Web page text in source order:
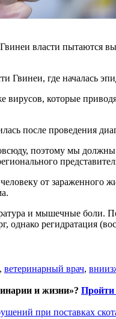
власти пытаются
Гвинеи, где началась
вирусов, которые
после проведения
поэтому мы
от
и мышечные боли.
однако регидратация
, ветеринарный врач,
и жизни»? Пройти
при поставках